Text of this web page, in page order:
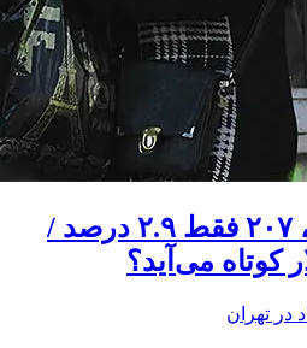
دلار ۴ درصد ریخت، ۲۰۷ فقط ۲.۹ درصد /
کوتاه می‌آید؟